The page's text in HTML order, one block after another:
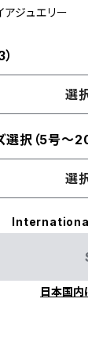
アジュエリー
選
択（5号～20
選
日本国内